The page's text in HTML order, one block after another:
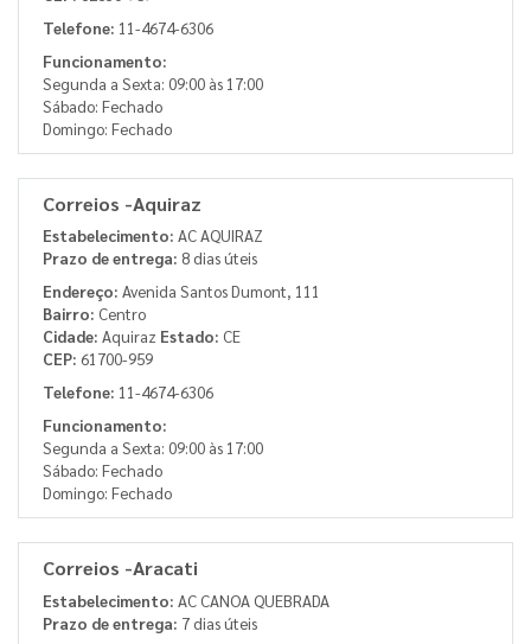
Telefone: 11-4674-6306
Funcionamento:
Segunda a Sexta: 09:00 às 17:00
Sábado: Fechado
Domingo: Fechado
Correios -Aquiraz
Estabelecimento: AC AQUIRAZ
Prazo de entrega: 8 dias úteis
Endereço: Avenida Santos Dumont, 111
Bairro: Centro
Cidade: Aquiraz Estado: CE
CEP: 61700-959
Telefone: 11-4674-6306
Funcionamento:
Segunda a Sexta: 09:00 às 17:00
Sábado: Fechado
Domingo: Fechado
Correios -Aracati
Estabelecimento: AC CANOA QUEBRADA
Prazo de entrega: 7 dias úteis